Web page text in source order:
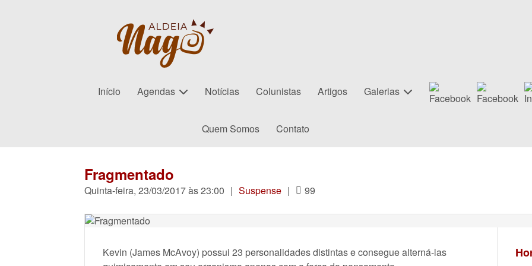
Início Agendas Notícias Colunistas Artigos Galerias
Quem Somos Contato
Fragmentado
Quinta-feira, 23/03/2017 às 23:00 | Suspense | 99
Kevin (James McAvoy) possui 23 personalidades distintas e consegue alterná-las